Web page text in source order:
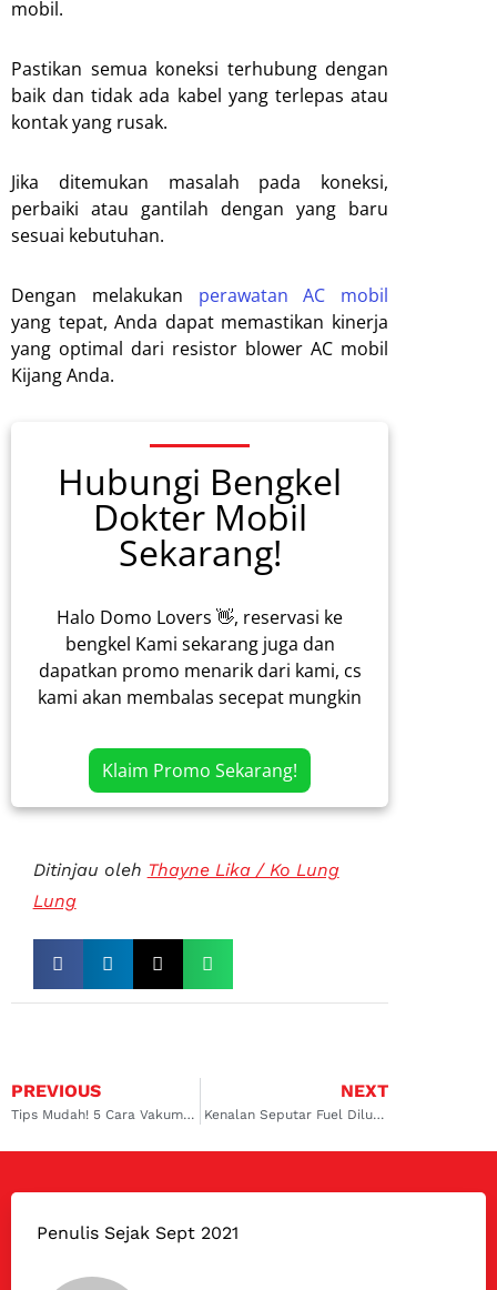
mobil.
Pastikan semua koneksi terhubung dengan
baik dan tidak ada kabel yang terlepas atau
kontak yang rusak.
Jika ditemukan masalah pada koneksi,
perbaiki atau gantilah dengan yang baru
sesuai kebutuhan.
Dengan melakukan perawatan AC mobil
yang tepat, Anda dapat memastikan kinerja
yang optimal dari resistor blower AC mobil
Kijang Anda.
Hubungi Bengkel
Dokter Mobil
Sekarang!
Halo Domo Lovers 👋, reservasi ke
bengkel Kami sekarang juga dan
dapatkan promo menarik dari kami, cs
kami akan membalas secepat mungkin
Klaim Promo Sekarang!
Ditinjau oleh Thayne Lika / Ko Lung
Lung
PREVIOUS
Tips Mudah! 5 Cara Vakum dan Isi Freon AC Mobil Anda
NEXT
Kenalan Seputar Fuel Dilution: BBM Masuk ke Ruang Oli
Penulis Sejak Sept 2021